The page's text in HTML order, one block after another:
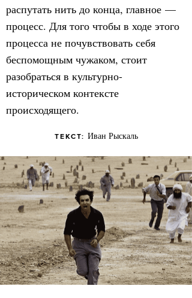
распутать нить до конца, главное —
процесс. Для того чтобы в ходе этого
процесса не почувствовать себя
беспомощным чужаком, стоит
разобраться в культурно-
историческом контексте
происходящего.
ТЕКСТ: Иван Рыскаль